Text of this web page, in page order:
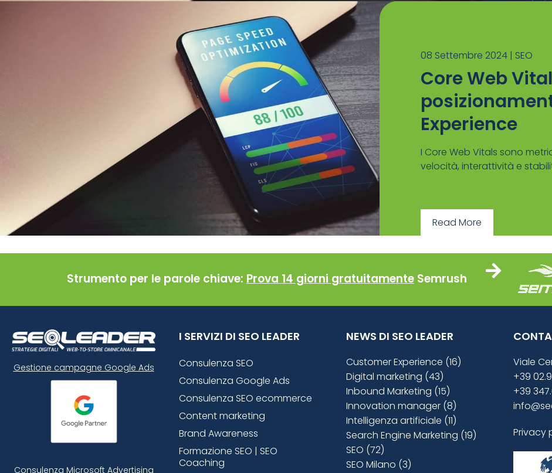
08 Settembre 2024 | SEO
Core Web
Experience
I Core Web Vitals sono
velocità, interattività e
Read More
Strumento per le parole chiave: Prova 14 giorni gratuitamente Semrush
Gestione campagne Google Ads
Consulenza Microsoft Advertising
I SERVIZI DI SEO LEADER
Consulenza SEO
Consulenza Google Ads
Consulenza SEO ecommerce
Content marketing
Brand Awareness
Formazione SEO | SEO
Coaching
NEWS DI SEO LEADER
Customer Experience (16)
Digital marketing (43)
Inbound Marketing (15)
Innovation manager (8)
Intelligenza artificiale (11)
Search Engine Marketing (19)
SEO (72)
SEO Milano (3)
Viale
+39
+39
Privacy